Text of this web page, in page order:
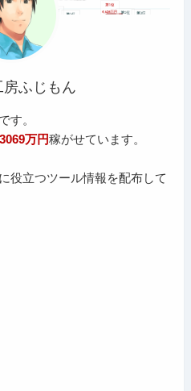
ふじもん
す。
万円稼がせています。
役立つツール情報を配布して